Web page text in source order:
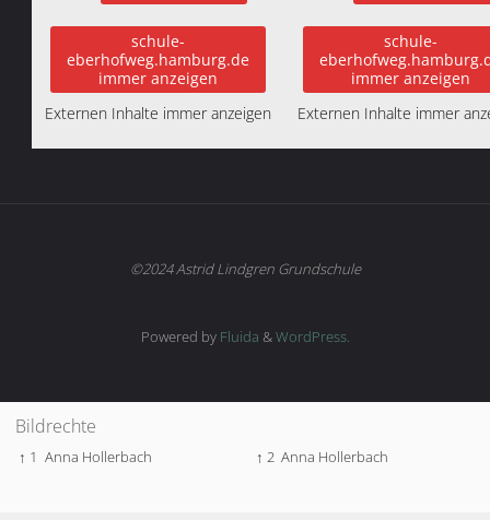
schule-
eberhofweg.hamburg.de
immer anzeigen
Externen Inhalte immer anzeigen
schule-
immer anzeigen
Externen Inhalte immer
©2024 Astrid Lindgren Grundschule
Powered byFluida &WordPress.
Bildrechte
↑ 1 Anna Hollerbach ↑ 2 Anna Hollerbach